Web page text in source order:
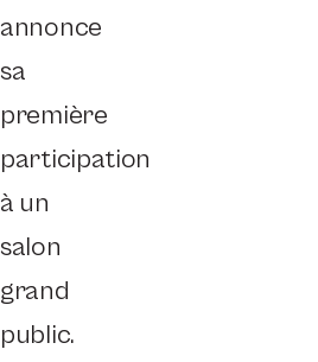
annonce
sa
première
participation
à un
salon
grand
public.